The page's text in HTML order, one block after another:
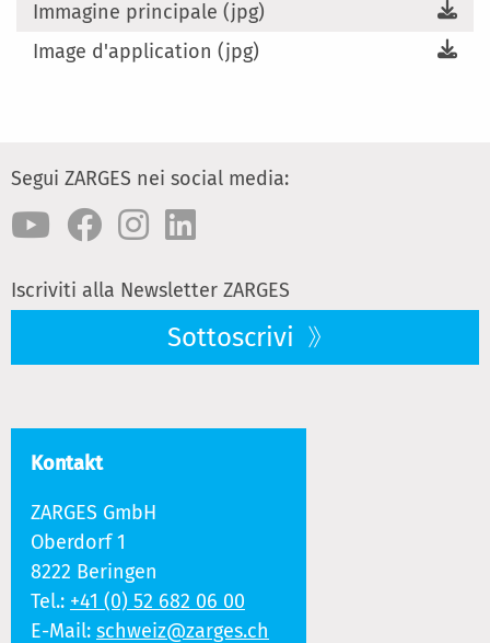
Immagine principale (jpg)
Image d'application (jpg)
Segui ZARGES nei social media:
Iscriviti alla Newsletter ZARGES
Sottoscrivi
Kontakt
ZARGES GmbH
Oberdorf 1
8222 Beringen
Tel.: +41 (0) 52 682 06 00
E-Mail: schweiz@zarges.ch